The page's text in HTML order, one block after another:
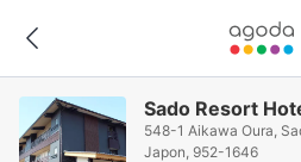
Sado Resort
548-1 Aikawa Oura,
Japon, 952-1646